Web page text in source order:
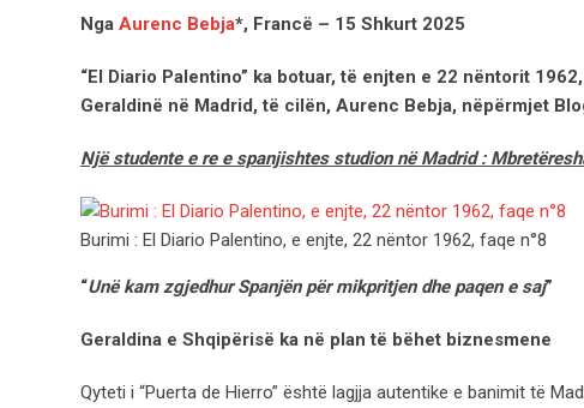
Nga Aurenc Bebja*, Francë – 15 Shkurt 2025
“El Diario Palentino” ka botuar, të enjten e 22 nëntorit
Geraldinë në Madrid, të cilën, Aurenc Bebja, nëpërmjet
Një studente e re e spanjishtes studion në Madrid :
Burimi : El Diario Palentino, e enjte, 22 nëntor 1962, faqe n°8
“Unë kam zgjedhur Spanjën për mikpritjen dhe paqen e saj”
Geraldina e Shqipërisë ka në plan të bëhet biznesmene
Qyteti i “Puerta de Hierro” është lagjja autentike e banimit të